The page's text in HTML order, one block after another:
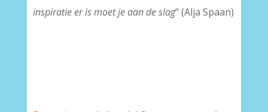
inspiratie er is moet je aan de slag" (Alja Spaan)